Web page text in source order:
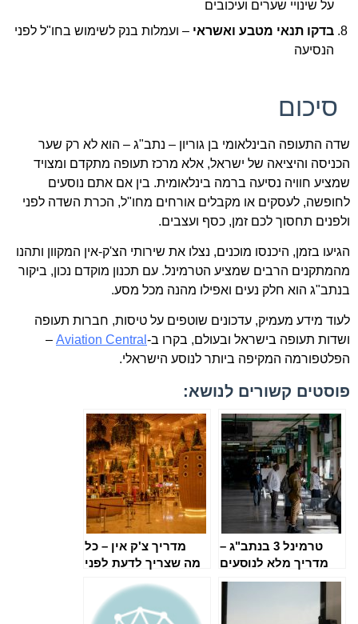
על שינויי שערים ועיכובים
בדקו תנאי מטבע ואשראי – ועמלות בנק לשימוש בחו"ל לפני
הנסיעה
סיכום
שדה התעופה הבינלאומי בן גוריון – נתב"ג – הוא לא רק שער
הכניסה והיציאה של ישראל, אלא מרכז תעופה מתקדם ומצויד
שמציע חוויה נסיעה ברמה בינלאומית. בין אם אתם נוסעים
לחופשה, לעסקים או מקבלים אורחים מחו"ל, הכרת השדה לפני
ולפנים תחסוך לכם זמן, כסף ועצבים.
הגיעו בזמן, היכנסו מוכנים, נצלו את שירותי הצ'ק-אין המקוון ותהנו
מהמתקנים הרבים שמציע הטרמינל. עם תכנון מוקדם נכון, ביקור
בנתב"ג הוא חלק נעים ואפילו מהנה מכל מסע.
לעוד מידע מעמיק, עדכונים שוטפים על טיסות, חברות תעופה
ושדות תעופה בישראל ובעולם, בקרו ב- Aviation Central
–
הפלטפורמה המקיפה ביותר לנוסע הישראלי.
פוסטים קשורים לנושא:
טרמינל 3 בנתב"ג –
מדריך מלא לנוסעים
מדריך צ'ק אין – כל
מה שצריך לדעת לפני